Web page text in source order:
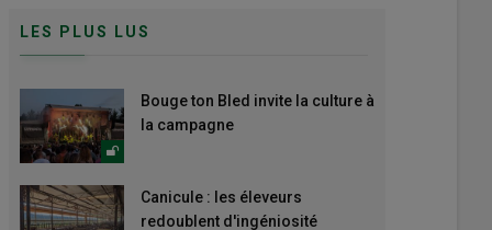
LES PLUS LUS
Bouge ton Bled invite la culture à
la campagne
Canicule : les éleveurs
redoublent d'ingéniosité